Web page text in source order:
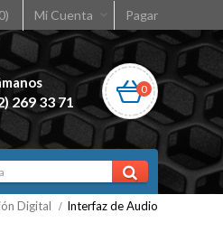
Mi Cuenta Pagar
269 33 71
0
Digital Interfaz de Audio